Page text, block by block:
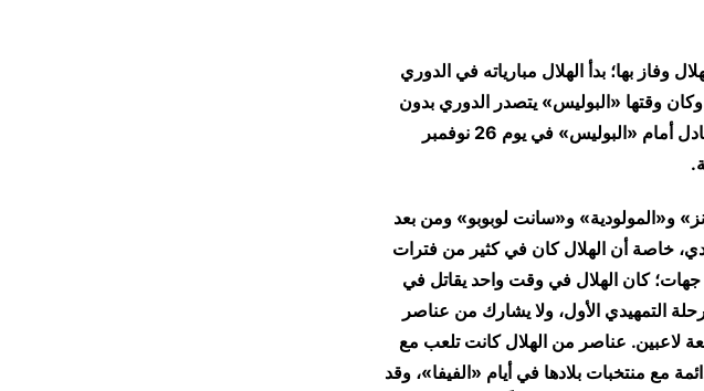
وفاز بها؛ بدأ الهلال مبارياته في الدوري
وقتها «البوليس» يتصدر الدوري بدون
خسارة، ليبدأ الهلال أول مبارياته في الدوري الرواندي بالتعادل أمام «البوليس» في يوم 26 نوفمبر
و«المولودية» و«سانت لوبوبو» ومن بعد
خاصة أن الهلال كان في كثير من فترات
جهات؛ كان الهلال في وقت واحد يقاتل في
التمهيدي الأول، ولا يشارك من عناصر
لاعبين. عناصر من الهلال كانت تلعب مع
مع منتخبات بلادها في أيام «الفيفا»، وقد